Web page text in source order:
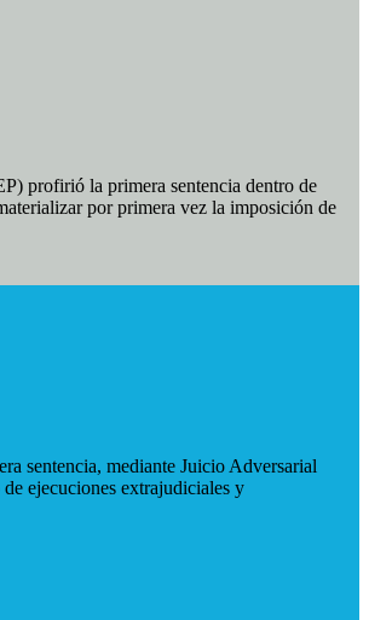
profirió la primera sentencia dentro de
por primera vez la imposición de
sentencia, mediante Juicio Adversarial
ejecuciones extrajudiciales y